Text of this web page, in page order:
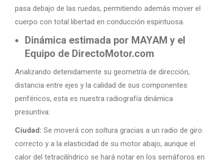
pasa debajo de las ruedas, permitiendo además mover el
cuerpo con total libertad en conducción espirituosa.
Dinámica estimada por MAYAM y el
Equipo de DirectoMotor.com
Analizando detenidamente su geometría de dirección,
distancia entre ejes y la calidad de sus componentes
periféricos, esta es nuestra radiografía dinámica
presuntiva:
Ciudad: Se moverá con soltura gracias a un radio de giro
correcto y a la elasticidad de su motor abajo, aunque el
calor del tetracilíndrico se hará notar en los semáforos en